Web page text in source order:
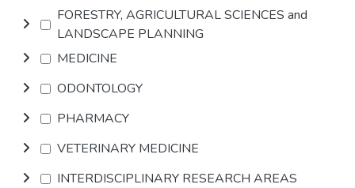
FORESTRY, AGRICULTURAL SCIENCES and
LANDSCAPE PLANNING
MEDICINE
ODONTOLOGY
PHARMACY
VETERINARY MEDICINE
INTERDISCIPLINARY RESEARCH AREAS